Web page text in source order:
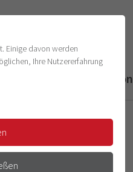
Digitalization
Einige davon werden
Ihre Nutzererfahrung